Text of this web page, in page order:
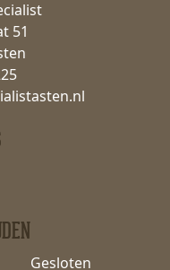
51
Gesloten